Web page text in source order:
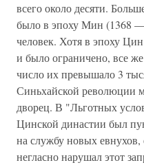
всего около десяти.
было в эпоху Мин (1368
человек. Хотя в эпоху
и было ограничено, все
число их превышало 3
Синьхайской революции
дворец. В "Льготных
Цинской династии был
на службу новых евнухов,
негласно нарушал этот